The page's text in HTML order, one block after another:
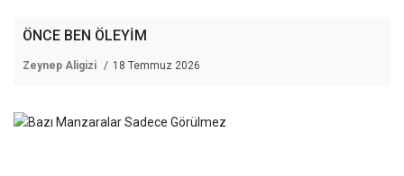
ÖNCE BEN ÖLEYİM
Zeynep Aligizi 18 Temmuz 2026